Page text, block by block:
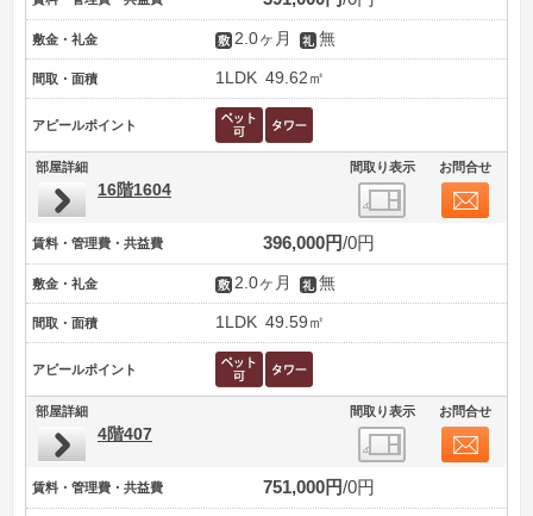
敷金・礼金 2.0ヶ月 無
間取・面積 1LDK 49.62㎡
アピールポイント
部屋詳細 間取り表示 お問合せ
16階1604
賃料・管理費・共益費 396,000円 0円
敷金・礼金 2.0ヶ月 無
間取・面積 1LDK 49.59㎡
アピールポイント
部屋詳細 間取り表示 お問合せ
4階407
賃料・管理費・共益費 751,000円 0円